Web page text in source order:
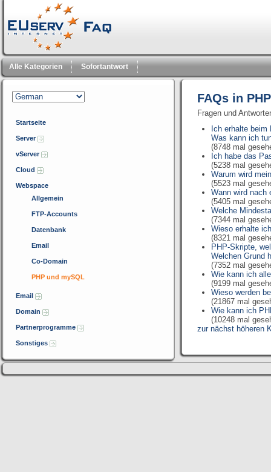
Alle Kategorien Sofortantwort
Startseite
Server
vServer
Cloud
Webspace
Allgemein
FTP-Accounts
Datenbank
Email
Co-Domain
PHP und mySQL
Email
Domain
Partnerprogramme
Sonstiges
FAQs in
Fragen und
Ich erhalte
Was kann ich
(8748 mal
Ich habe das
(5238 mal
Warum wird
(5523 mal
Wann wird nach
(5405 mal
Welche
(7344 mal
Wieso erhalte
(8321 mal
PHP-Skripte,
Welchen Grund
(7352 mal
Wie kann ich
(9199 mal
Wieso werden
(21867 mal
Wie kann ich
(10248 mal
zur nächst höheren